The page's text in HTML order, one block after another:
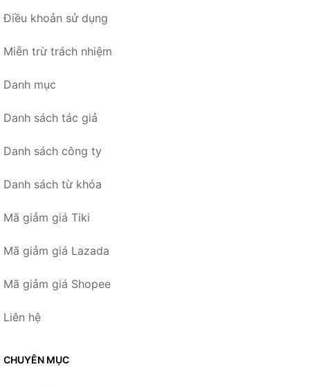
Điều khoản sử dụng
Miễn trừ trách nhiệm
Danh mục
Danh sách tác giả
Danh sách công ty
Danh sách từ khóa
Mã giảm giá Tiki
Mã giảm giá Lazada
Mã giảm giá Shopee
Liên hệ
CHUYÊN MỤC